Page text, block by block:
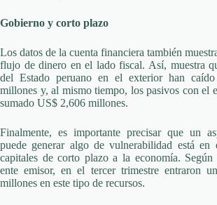
Gobierno y corto plazo
Los datos de la cuenta financiera también
flujo de dinero en el lado fiscal. Así, muestra
del Estado peruano en el exterior han
millones y, al mismo tiempo, los pasivos con el
sumado US$ 2,606 millones.
Finalmente, es importante precisar que un
puede generar algo de vulnerabilidad está en
capitales de corto plazo a la economía.
ente emisor, en el tercer trimestre entraron
millones en este tipo de recursos.